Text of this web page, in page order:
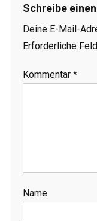
Schreibe
Deine E-Mail-
Erforderliche
Kommentar *
Name